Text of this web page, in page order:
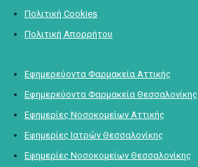
Πολιτική Cookies
Πολιτική Απορρήτου
Εφημερεύοντα Φαρμακεία Αττικής
Εφημερεύοντα Φαρμακεία Θεσσαλονίκης
Εφημερίες Νοσοκομείων Αττικής
Εφημερίες Ιατρών Θεσσαλονίκης
Εφημερίες Νοσοκομείων Θεσσαλονίκης